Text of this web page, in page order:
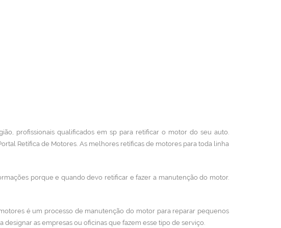
profissionais qualificados em sp para retificar o motor do seu auto.
Retífica de Motores. As melhores retíficas de motores para toda linha
porque e quando devo retificar e fazer a manutenção do motor.
é um processo de manutenção do motor para reparar pequenos
as empresas ou oficinas que fazem esse tipo de serviço.